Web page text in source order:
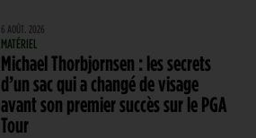
6 AOÛT. 2026
MATÉRIEL
Michael Thorbjornsen : les secrets
d’un sac qui a changé de visage
avant son premier succès sur le PGA
Tour